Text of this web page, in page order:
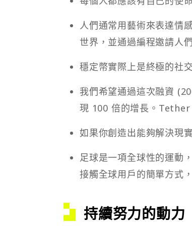
人們通常用藝術來表達情
世界，並通過編程邀請人
穩定幣實際上是終極的社
我們希望通過這次融資
現 100 倍的增長。Tether
如果你創造出能夠解決現
足球是一項全球性的運動
接觸全球用戶的簡單方式
持續努力的動力